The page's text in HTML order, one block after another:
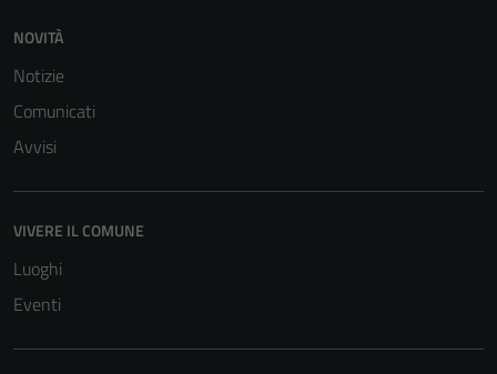
NOVITÀ
Notizie
Comunicati
Avvisi
VIVERE IL COMUNE
Luoghi
Eventi